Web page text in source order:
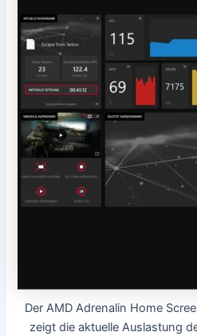
Der AMD Adrenalin Home
zeigt die aktuelle Auslastung